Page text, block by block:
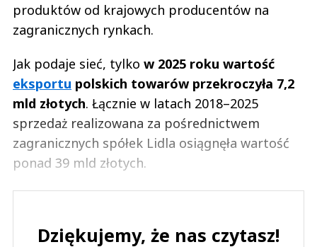
produktów od krajowych producentów na
zagranicznych rynkach.
Jak podaje sieć, tylko w 2025 roku wartość
eksportu polskich towarów przekroczyła 7,2
mld złotych. Łącznie w latach 2018–2025
sprzedaż realizowana za pośrednictwem
zagranicznych spółek Lidla osiągnęła wartość
ponad 39 mld złotych.
Dziękujemy, że nas czytasz!